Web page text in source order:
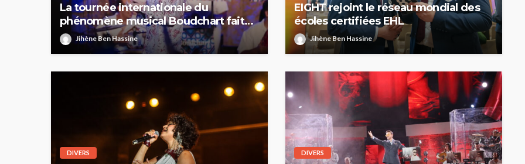
La tournée internationale du
phénomène musical Boudchart fait
escale en Tunisie : première halte à
Sfax
Jihène Ben Hassine
EIGHT rejoint le réseau mondial des
écoles certifiées EHL
Jihène Ben Hassine
DIVERS DIVERS